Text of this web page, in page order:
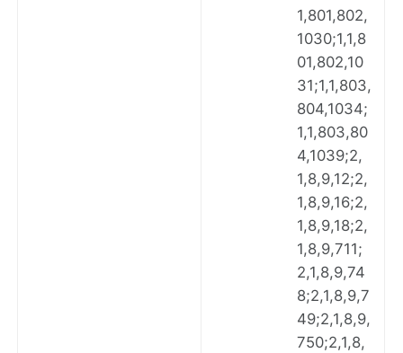
1,801,802,
1030;1,1,8
01,802,10
31;1,1,803,
804,1034;
1,1,803,80
4,1039;2,
1,8,9,12;2,
1,8,9,16;2,
1,8,9,18;2,
1,8,9,711;
2,1,8,9,74
8;2,1,8,9,7
49;2,1,8,9,
750;2,1,8,